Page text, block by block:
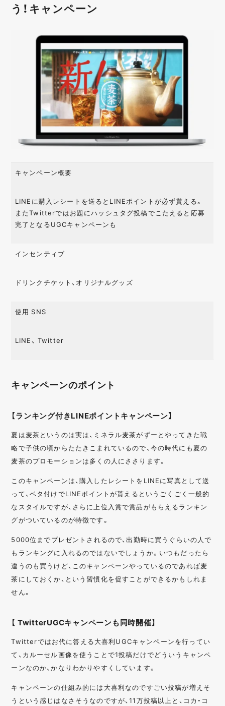
う！キャンペーン
キャンペーン概要
LINEに購入レシートを送るとLINEポイントが必ず貰える。
またTwitterではお題にハッシュタグ投稿でこたえると応募
完了となるUGCキャンペーンも
インセンティブ
ドリンクチケット、オリジナルグッズ
使用 SNS
LINE、 Twitter
キャンペーンのポイント
【ランキング付きLINEポイントキャンペーン】
夏は麦茶というのは実は、ミネラル麦茶がずーとやってきた戦
略で子供の頃からたたきこまれているので、今の時代にも夏の
麦茶のプロモーションは多くの人にささります。
このキャンペーンは、購入したレシートをLINEに写真として送
って、ベタ付けでLINEポイントが貰えるというごくごく一般的
なスタイルですが、さらに上位入賞で賞品がもらえるランキン
グがついているのが特徴です。
5000位までプレゼントされるので、出勤時に買うぐらいの人で
もランキングに入れるのではないでしょうか。いつもだったら
違うのも買うけど、このキャンペーンやっているのであれば麦
茶にしておくか、という習慣化を促すことができるかもしれま
せん。
【 TwitterUGCキャンペーンも同時開催】
Twitterではお代に答える大喜利UGCキャンペーンを行ってい
て、カルーセル画像を使うことで1投稿だけでどういうキャンペ
ーンなのか、かなりわかりやすくしています。
キャンペーンの仕組み的には大喜利なのですごい投稿が増えそ
うという感じはなさそうなのですが、11万投稿以上と、コカ・コ